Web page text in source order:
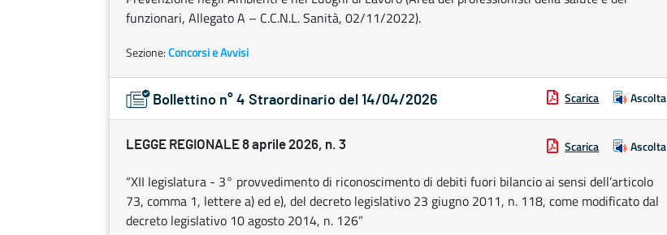
funzionari, Allegato A – C.C.N.L. Sanità, 02/11/2022).
Sezione:Concorsi e Avvisi
Bollettino n° 4 Straordinario del 14/04/2026 Scarica Ascolta
LEGGE REGIONALE 8 aprile 2026, n. 3 Scarica Ascolta
“XII legislatura - 3° provvedimento di riconoscimento di debiti fuori bilancio ai sensi dell’articolo
73, comma 1, lettere a) ed e), del decreto legislativo 23 giugno 2011, n. 118, come modificato dal
decreto legislativo 10 agosto 2014, n. 126”